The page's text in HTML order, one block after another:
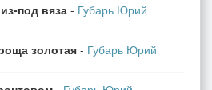
под вяза - Губарь Юрий
золотая - Губарь Юрий